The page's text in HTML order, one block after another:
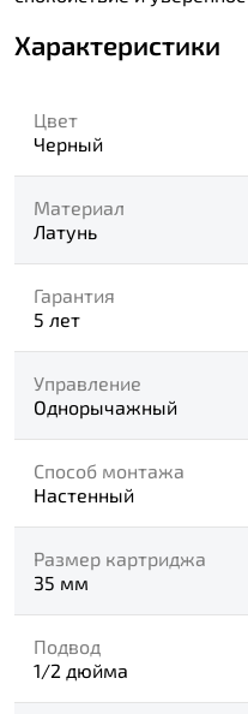
Характеристики
Цвет
Черный
Материал
Латунь
Гарантия
5 лет
Управление
Однорычажный
Способ монтажа
Настенный
Размер картриджа
35 мм
Подвод
1/2 дюйма